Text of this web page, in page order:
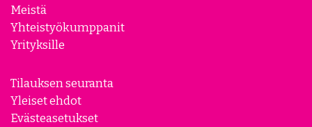
Meistä
Yhteistyökumppanit
Yrityksille
Tilauksen seuranta
Yleiset ehdot
Evästeasetukset